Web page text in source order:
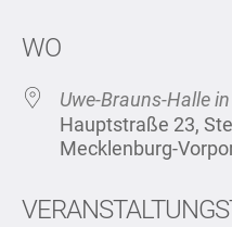
WO
Uwe-Brauns-Halle
Hauptstraße 23,
Mecklenburg-